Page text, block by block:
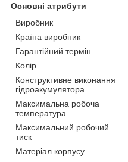
Основні атрибути
Виробник
Країна виробник
Гарантійний термін
Колір
Конструктивне виконання
гідроакумулятора
Максимальна робоча
температура
Максимальний робочий
тиск
Матеріал корпусу